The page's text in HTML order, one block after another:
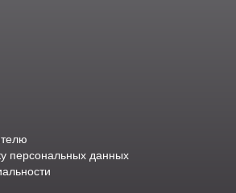
персональных данных